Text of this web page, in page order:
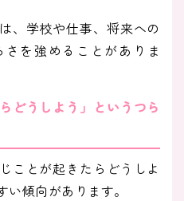
、学校や仕事、将来への
を強めることがありま
どうしよう」というつら
ことが起きたらどうしよ
傾向があります。